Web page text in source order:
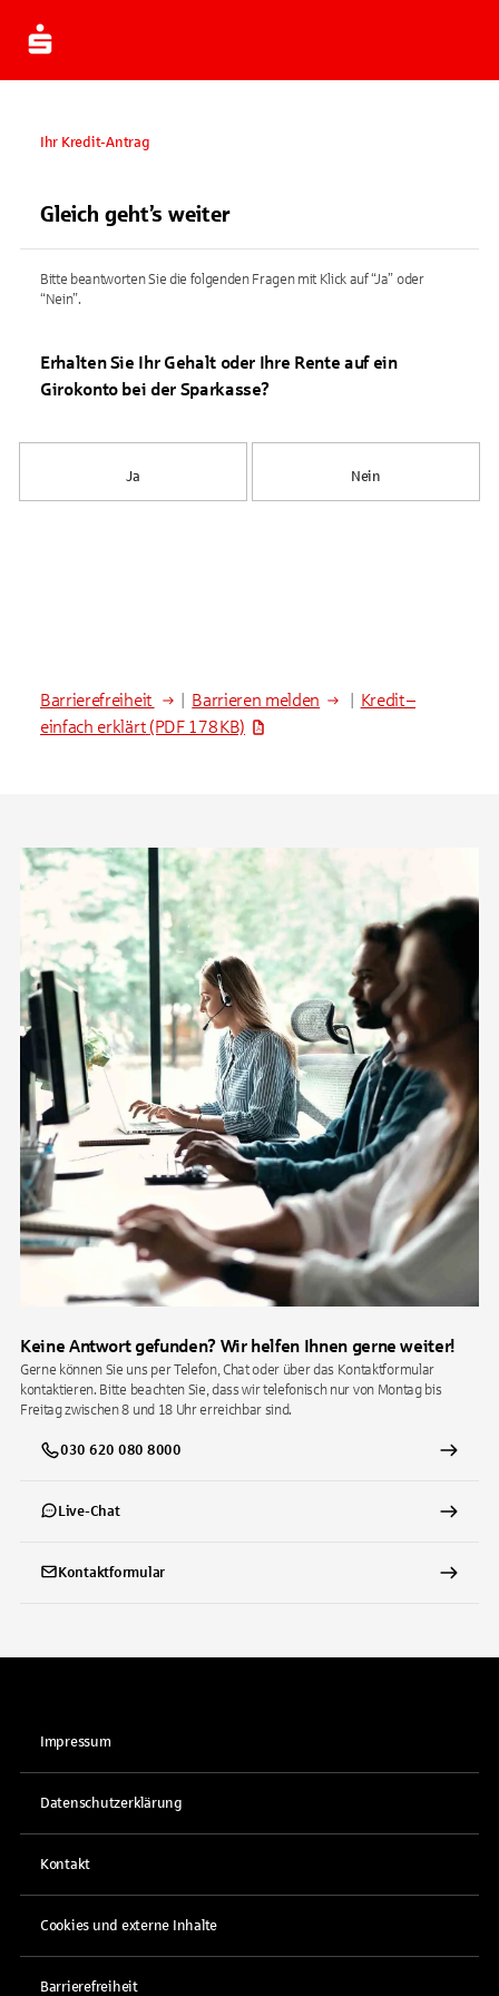
Ihr Kredit-Antrag
Gleich geht’s weiter
Bitte beantworten Sie die folgenden Fragen mit Klick auf “Ja” oder
“Nein”.
Erhalten Sie Ihr Gehalt oder Ihre Rente auf ein
Girokonto bei der Sparkasse?
Ja Nein
Barrierefreiheit Barrieren melden
Kredit –
einfach erklärt (PDF 178 KB)
Keine Antwort gefunden? Wir helfen Ihnen gerne weiter!
Gerne können Sie uns per Telefon, Chat oder über das Kontaktformular
kontaktieren. Bitte beachten Sie, dass wir telefonisch nur von Montag bis
Freitag zwischen 8 und 18 Uhr erreichbar sind.
030 620 080 8000
Live-Chat
Kontaktformular
Impressum
Datenschutzerklärung
Kontakt
Cookies und externe Inhalte
Barrierefreiheit